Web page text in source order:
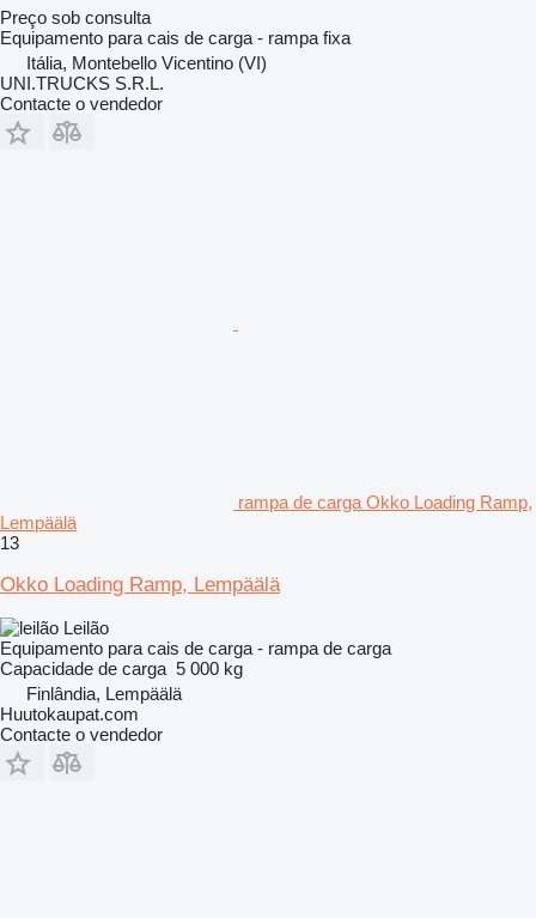
Preço sob consulta
Equipamento para cais de carga - rampa fixa
Itália, Montebello Vicentino (VI)
UNI.TRUCKS S.R.L.
Contacte o vendedor
rampa de carga Okko Loading Ramp,
Lempäälä
13
Okko Loading Ramp, Lempäälä
Leilão
Equipamento para cais de carga - rampa de carga
Capacidade de carga 5 000 kg
Finlândia, Lempäälä
Huutokaupat.com
Contacte o vendedor